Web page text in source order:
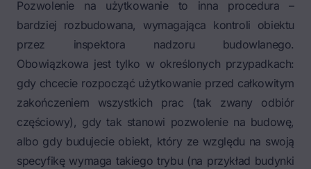
Pozwolenie na użytkowanie to inna procedura –
bardziej rozbudowana, wymagająca kontroli obiektu
przez inspektora nadzoru budowlanego.
Obowiązkowa jest tylko w określonych przypadkach:
gdy chcecie rozpocząć użytkowanie przed całkowitym
zakończeniem wszystkich prac (tak zwany odbiór
częściowy), gdy tak stanowi pozwolenie na budowę,
albo gdy budujecie obiekt, który ze względu na swoją
specyfikę wymaga takiego trybu (na przykład budynki